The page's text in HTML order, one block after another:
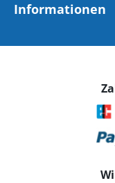
Informationen